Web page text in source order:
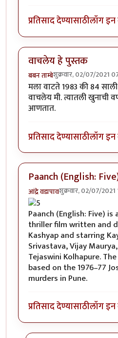
प्रतिसाद देण्यासाठीलॉग इन
वाचलेय हे पुस्तक
बबन ताम्बेशुक्रवार, 02/07/2021
मला वाटते 1983 की 84
वाचलेय मी. त्यातली खुनाची
आणतात.
प्रतिसाद देण्यासाठीलॉग इन
Paanch (English:
आंद्रे वडापावशुक्रवार, 02/07/
Paanch (English: Five)
thriller film written and
Kashyap and starring
Srivastava, Vijay
Tejaswini Kolhapure.
based on the 1976–77
murders in Pune.
प्रतिसाद देण्यासाठीलॉग इन